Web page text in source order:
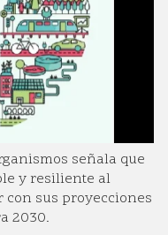
señala que
y resiliente al
sus proyecciones
2030.